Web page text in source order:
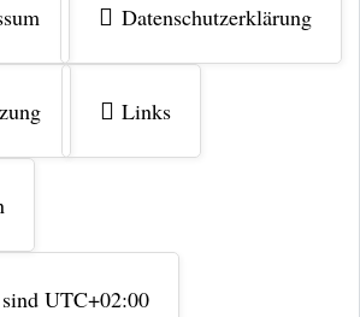
Datenschutzerklärung
Links
UTC+02:00